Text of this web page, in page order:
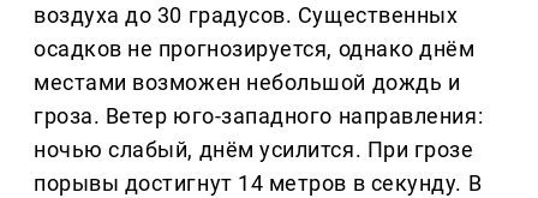
воздуха до 30 градусов. Существенных
осадков не прогнозируется, однако днём
местами возможен небольшой дождь и
гроза. Ветер юго-западного направления:
ночью слабый, днём усилится. При грозе
порывы достигнут 14 метров в секунду. В